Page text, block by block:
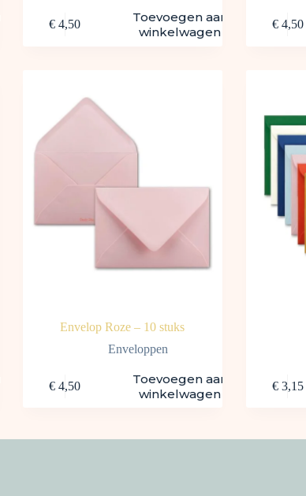
€ 4,50
Toevoegen aan
winkelwagen
€4,50
Envelop Roze – 10 stuks
Enveloppen
€ 4,50
Toevoegen aan
winkelwagen
€3,15